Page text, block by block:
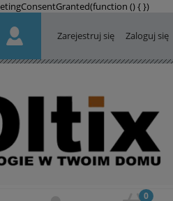
() {})
Zarejestruj się Zaloguj się